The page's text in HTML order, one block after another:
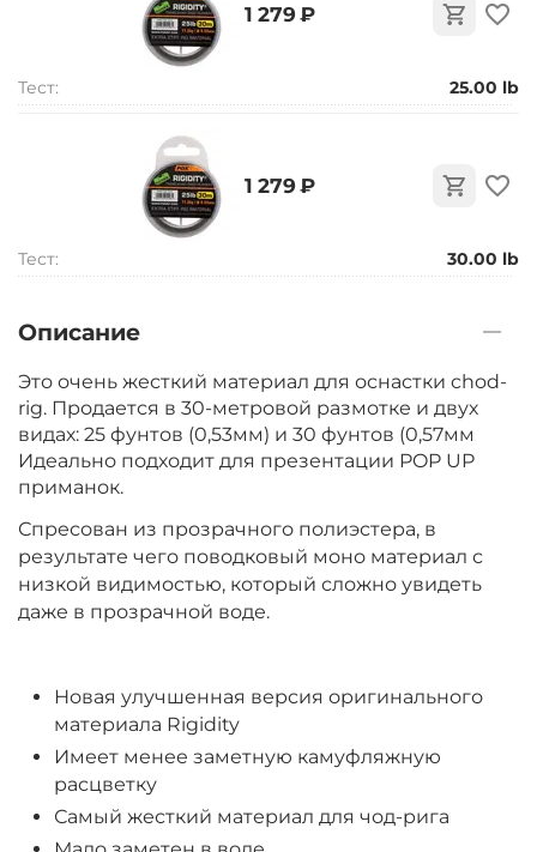
‍1 279‍ ₽
Тест: 25.00 lb
‍1 279‍ ₽
Тест: 30.00 lb
Описание
Это очень жесткий материал для оснастки chod-
rig. Продается в 30-метровой размотке и двух
видах: 25 фунтов (0,53мм) и 30 фунтов (0,57мм
Идеально подходит для презентации POP UP
приманок.
Спресован из прозрачного полиэстера, в
результате чего поводковый моно материал с
низкой видимостью, который сложно увидеть
даже в прозрачной воде.
Новая улучшенная версия оригинального
материала Rigidity
Имеет менее заметную камуфляжную
расцветку
Самый жесткий материал для чод-рига